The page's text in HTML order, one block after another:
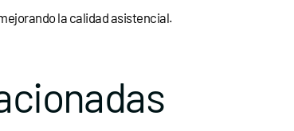
la calidad asistencial.